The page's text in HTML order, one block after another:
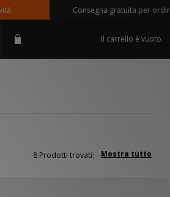
Consegna gratuita per ordini
Il carrello è vuoto
Mostra tutto
8 Prodotti trovati: